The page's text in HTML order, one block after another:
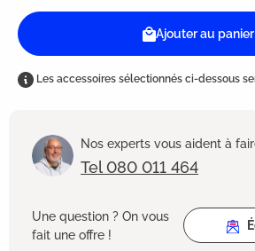
Ajouter au panier
Les accessoires sélectionnés ci-dessous
Nos experts vous aident à
Tel 080 011 464
Une question ? On vous
fait une offre !